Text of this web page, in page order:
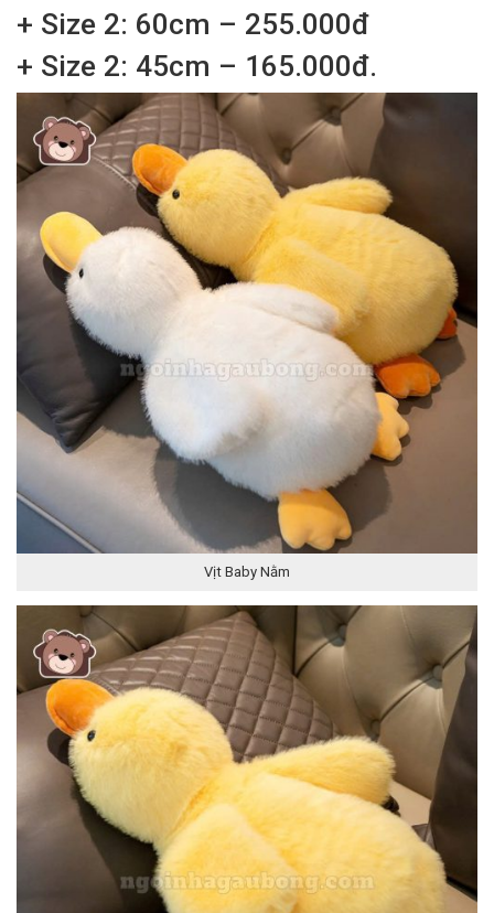
+ Size 2: 60cm – 255.000đ
+ Size 2: 45cm – 165.000đ.
Vịt Baby Nằm